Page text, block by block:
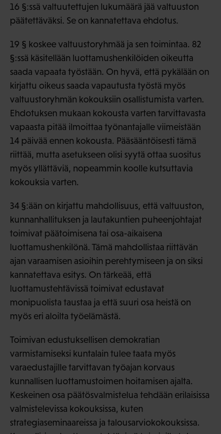
16 §:ssä valtuutettujen lukumäärä jää valtuuston
päätettäväksi. Se on kannatettava ehdotus.
19 § koskee valtuustoryhmää ja sen toimintaa. 82
§:ssä käsitellään luottamushenkilöiden oikeutta
saada vapaata työstään. On hyvä, että pykälään on
kirjattu oikeus saada vapautusta työstä myös
valtuustoryhmän kokouksiin osallistumista varten.
Ehdotuksen mukaan kokousta varten tarvittavasta
vapaasta pitää ilmoittaa työnantajalle viimeistään
14 päivää ennen kokousta. Pääsääntöisesti tämä
riittää, mutta asetukseen olisi syytä ottaa suositus
myös yllättäviä, nopeammin koolle kutsuttavia
kokouksia varten.
34 §:ään on kirjattu mahdollisuus, että valtuuston,
kunnanhallituksen ja lautakuntien puheenjohtajat
toimivat päätoimisena tai osa-aikaisena
luottamushenkilönä. Tämä mahdollistaa riittävän
ajan varaamisen asioihin perehtymiseen ja on siksi
kannatettava esitys. On tärkeää, että
luottamustehtävissä toimivat edustavat
monipuolista taustaa ja että suuri osa heistä on
myös eri aloilta työelämästä.
Toimivan edustuksellisen demokratian
varmistamiseksi kuntalain tulee taata myös
varaedustajille tarvittavan työajan korvaus
kunnallisen luottamustoimen hoitamisen ajalta.
Keskeinen osa päätösvalmistelua tehdään erilaisissa
valmistelevissa kokouksissa, kuten
strategiaseminaareissa ja talousarviokokouksissa.